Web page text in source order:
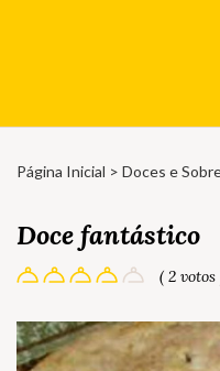
Página Inicial > Doces e
Doce fantástico
( 2 votos